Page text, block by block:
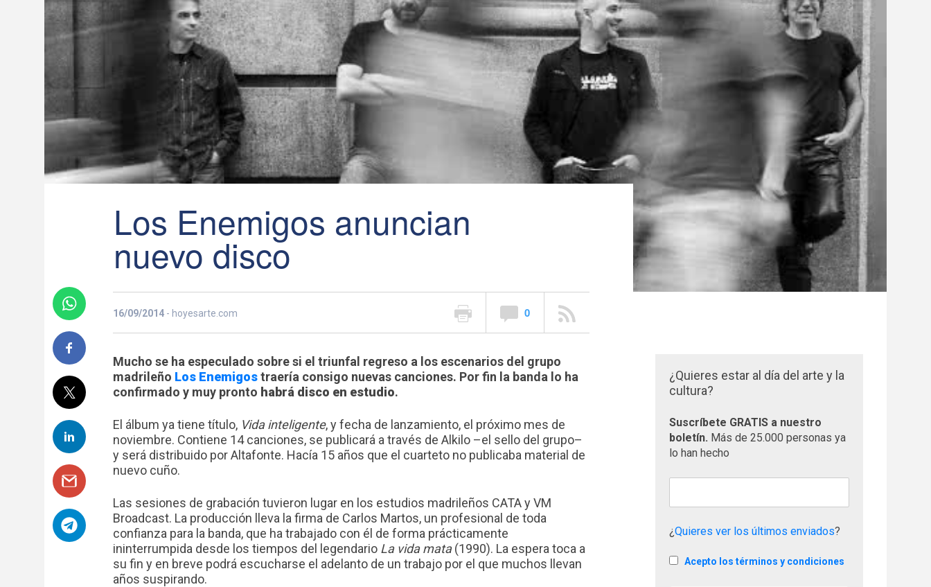
Los Enemigos anuncian
nuevo disco
16/09/2014 - hoyesarte.com 0
Mucho se ha especulado sobre si el triunfal regreso a los escenarios del grupo
madrileño Los Enemigostraería consigo nuevas canciones. Por fin la banda lo ha
confirmado y muy pronto habrá disco en estudio.
El álbum ya tiene título, Vida inteligente, y fecha de lanzamiento, el próximo mes de
noviembre. Contiene 14 canciones, se publicará a través de Alkilo –el sello del grupo–
y será distribuido por Altafonte. Hacía 15 años que el cuarteto no publicaba material de
nuevo cuño.
Las sesiones de grabación tuvieron lugar en los estudios madrileños CATA y VM
Broadcast. La producción lleva la firma de Carlos Martos, un profesional de toda
confianza para la banda, que ha trabajado con él de forma prácticamente
ininterrumpida desde los tiempos del legendario La vida mata(1990). La espera toca a
su fin y en breve podrá escucharse el adelanto de un trabajo por el que muchos llevan
años suspirando.
¿Quieres estar al día del arte y la
cultura?
Suscríbete GRATIS a nuestro
boletín. Más de 25.000 personas ya
lo han hecho
¿Quieres ver los últimos enviados?
Acepto los términos y condiciones